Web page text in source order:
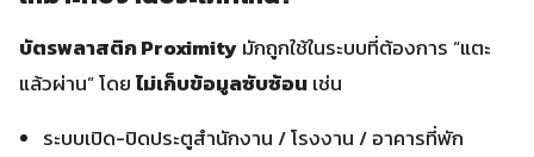
บัตรพลาสติก Proximityมักถูกใช้ในระบบที่ต้องการ “แตะ
แล้วผ่าน” โดยไม่เก็บข้อมูลซับซ้อนเช่น
ระบบเปิด-ปิดประตูสำนักงาน / โรงงาน / อาคารที่พัก